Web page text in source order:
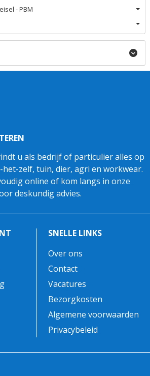
- PBM
u als bedrijf of particulier alles op
het-zelf, tuin, dier, agri en workwear.
online of kom langs in onze
deskundig advies.
SNELLE LINKS
Over ons
Contact
Vacatures
Bezorgkosten
Algemene voorwaarden
Privacybeleid